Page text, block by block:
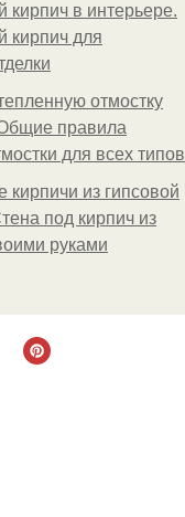
кирпич в интерьере.
кирпич для
отмостку
правила
для всех типов
кирпичи из гипсовой
под кирпич из
руками